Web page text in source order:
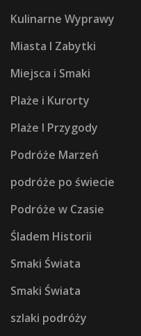
Kulinarne Wyprawy
Miasta I Zabytki
Miejsca i Smaki
Plaże i Kurorty
Plaże I Przygody
Podróże Marzeń
podróże po świecie
Podróże w Czasie
Śladem Historii
Smaki Świata
Smaki Świata
szlaki podróży